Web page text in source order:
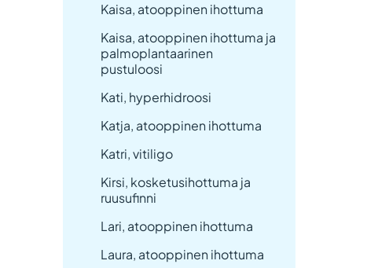
Kaisa, atooppinen ihottuma
Kaisa, atooppinen ihottuma ja
palmoplantaarinen
pustuloosi
Kati, hyperhidroosi
Katja, atooppinen ihottuma
Katri, vitiligo
Kirsi, kosketusihottuma ja
ruusufinni
Lari, atooppinen ihottuma
Laura, atooppinen ihottuma